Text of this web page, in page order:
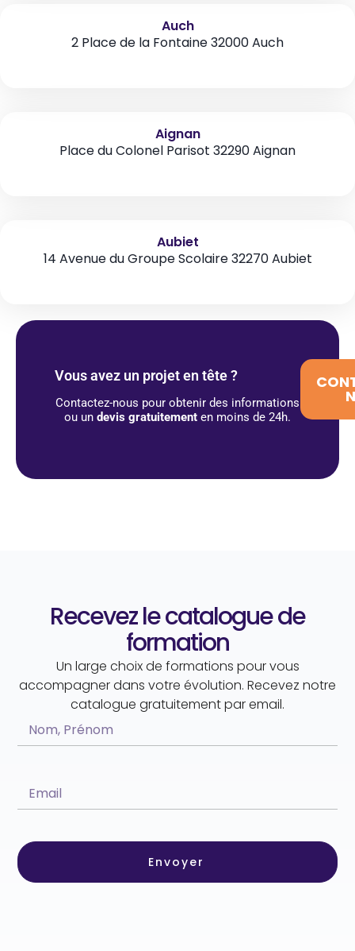
Auch
2 Place de la Fontaine 32000 Auch
Aignan
Place du Colonel Parisot 32290 Aignan
Aubiet
14 Avenue du Groupe Scolaire 32270 Aubiet
Vous avez un projet en tête ?
Contactez-nous pour obtenir des informations
ou un devis gratuitement en moins de 24h.
Recevez le catalogue de
formation
Un large choix de formations pour vous
accompagner dans votre évolution. Recevez notre
catalogue gratuitement par email.
Envoyer